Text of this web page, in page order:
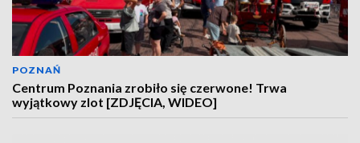
POZNAŃ
Centrum Poznania zrobiło się czerwone! Trwa
wyjątkowy zlot [ZDJĘCIA, WIDEO]